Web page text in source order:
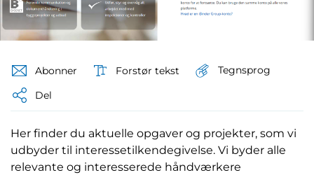
Abonner Forstør tekst
Tegnsprog
Del
Her finder du aktuelle opgaver og projekter, som vi
udbyder til interessetilkendegivelse. Vi byder alle
relevante og interesserede håndværkere